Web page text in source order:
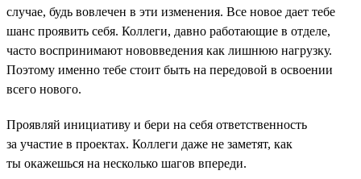
случае, будь вовлечен в эти изменения. Все новое дает тебе
шанс проявить себя. Коллеги, давно работающие в отделе,
часто воспринимают нововведения как лишнюю нагрузку.
Поэтому именно тебе стоит быть на передовой в освоении
всего нового.
Проявляй инициативу и бери на себя ответственность
за участие в проектах. Коллеги даже не заметят, как
ты окажешься на несколько шагов впереди.